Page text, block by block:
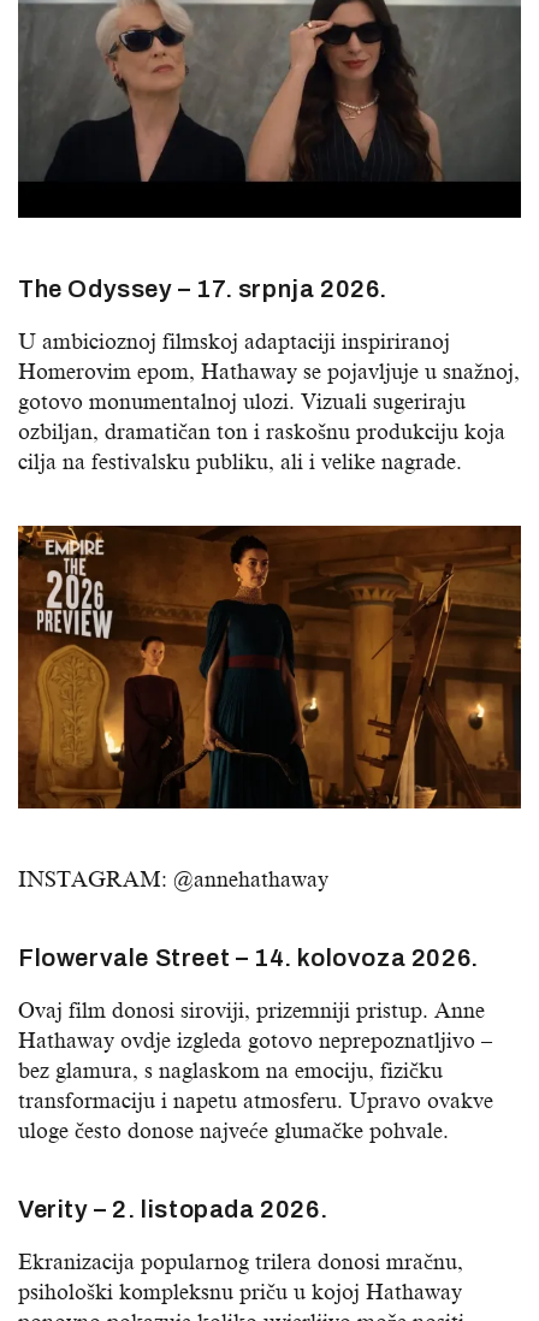
The Odyssey – 17. srpnja 2026.
U ambicioznoj filmskoj adaptaciji inspiriranoj
Homerovim epom, Hathaway se pojavljuje u snažnoj,
gotovo monumentalnoj ulozi. Vizuali sugeriraju
ozbiljan, dramatičan ton i raskošnu produkciju koja
cilja na festivalsku publiku, ali i velike nagrade.
INSTAGRAM: @annehathaway
Flowervale Street – 14. kolovoza 2026.
Ovaj film donosi siroviji, prizemniji pristup. Anne
Hathaway ovdje izgleda gotovo neprepoznatljivo –
bez glamura, s naglaskom na emociju, fizičku
transformaciju i napetu atmosferu. Upravo ovakve
uloge često donose najveće glumačke pohvale.
Verity – 2. listopada 2026.
Ekranizacija popularnog trilera donosi mračnu,
psihološki kompleksnu priču u kojoj Hathaway